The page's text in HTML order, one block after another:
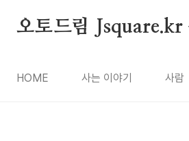
오토드림 Jsquare.kr
HOME 사는 이야기 사람